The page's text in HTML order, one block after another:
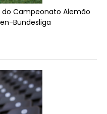
Campeonato Alemão
Bundesliga